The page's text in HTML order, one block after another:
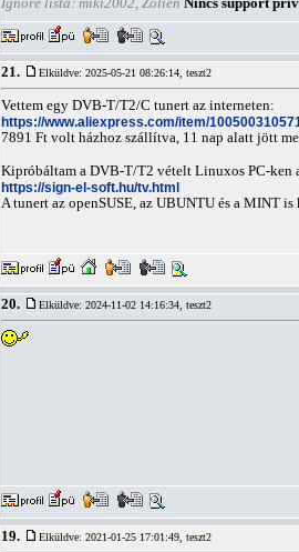
21. Elküldve: 2025-05-21 08:26:14, teszt2
Vettem egy DVB-T/T2/C tunert az interneten:
https://www.aliexpress.com/item/
7891 Ft volt házhoz szállítva, 11 nap alatt jött
Kipróbáltam a DVB-T/T2 vételt Linuxos PC-ken
https://sign-el-soft.hu/tv.html
A tunert az openSUSE, az UBUNTU és a MINT
20. Elküldve: 2024-11-02 14:16:34, teszt2
19. Elküldve: 2021-01-25 17:01:49, teszt2